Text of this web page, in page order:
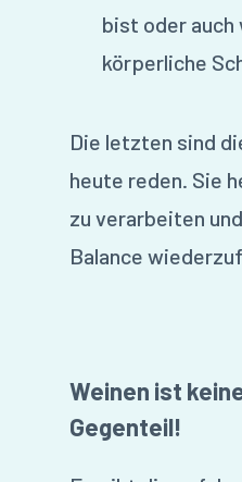
bist oder auch
körperliche
Die letzten sind
heute reden. Sie
zu verarbeiten
Balance
Weinen ist
Gegenteil!